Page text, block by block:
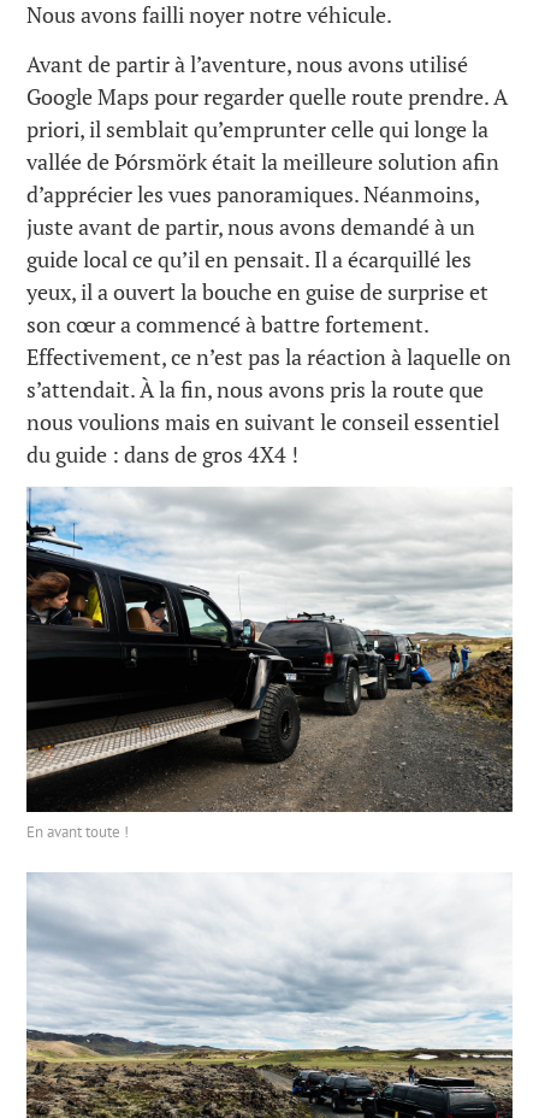
Nous avons failli noyer notre véhicule.
Avant de partir à l’aventure, nous avons utilisé
Google Maps pour regarder quelle route prendre. A
priori, il semblait qu’emprunter celle qui longe la
vallée de Þórsmörk était la meilleure solution afin
d’apprécier les vues panoramiques. Néanmoins,
juste avant de partir, nous avons demandé à un
guide local ce qu’il en pensait. Il a écarquillé les
yeux, il a ouvert la bouche en guise de surprise et
son cœur a commencé à battre fortement.
Effectivement, ce n’est pas la réaction à laquelle on
s’attendait. À la fin, nous avons pris la route que
nous voulions mais en suivant le conseil essentiel
du guide : dans de gros 4X4 !
En avant toute !